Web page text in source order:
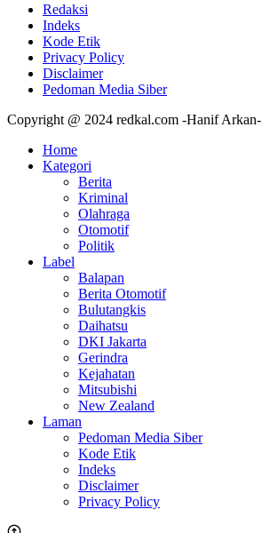
Redaksi
Indeks
Kode Etik
Privacy Policy
Disclaimer
Pedoman Media Siber
Copyright @ 2024 redkal.com -Hanif Arkan-
Home
Kategori
Berita
Kriminal
Olahraga
Otomotif
Politik
Label
Balapan
Berita Otomotif
Bulutangkis
Daihatsu
DKI Jakarta
Gerindra
Kejahatan
Mitsubishi
New Zealand
Laman
Pedoman Media Siber
Kode Etik
Indeks
Disclaimer
Privacy Policy